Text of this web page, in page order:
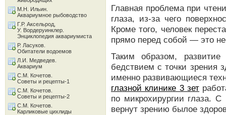
Главная проблема при
глаза, из-за чего
Кроме того, человек
прямо перед собой — это
Таким образом, развитие
бедствием с точки
именно развивающиеся
глазной клинике 3 зет
по микрохирургии глаза.
вернут зрению былое
М.Н. Ильин.
Аквариумное рыбоводство
Г.Р. Аксельрод,
У. Вордеруинклер.
Энциклопедия аквариумиста
Р. Ласуков.
Обитатели водоемов
Л.И. Медведев.
Аквариум
С.М. Кочетов.
Советы и рецепты-1
С.М. Кочетов.
Советы и рецепты-2
С.М. Кочетов.
Карликовые цихлиды